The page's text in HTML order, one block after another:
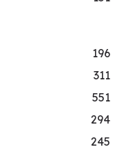
196
311
551
294
245